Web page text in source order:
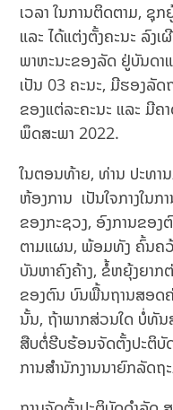
ເວລາ ໃນການຕິດຕາມ, ຊຸ
ແລະ ໄດ້ແຕ່ງຕັ້ງຄະນະ ລົງ
ພາຫະນະຂອງລັດ ຢູ່ບັນດາ
ເປັນ 03 ຄະນະ, ມີຮອງລັ
ຂອງແຕ່ລະຄະນະ ແລະ ມີຄ
ພຶດສະພາ 2022.
ໃນຕອນທ້າຍ, ທ່ານ ປະທາ
ຫ້ອງການ ເປັນໃຈກາງໃນ
ຂອງກະຊວງ, ອົງການຂອ
ຕາມແຜນ, ພ້ອມທັງ ຄົ້ນຄ
ບັນຫາຄົງຄ້າງ, ຂໍ້ຫຍຸ້ງຍາກ
ຂອງຕົນ ບົນພື້ນຖານສອດ
ນັ້ນ, ຖ້າພາກສ່ວນໃດ ບໍ່ທັ
ສືບຕໍ່ຮີບຮ້ອນຈັດຕັ້ງປະຕິບັ
ການສຳນັກງານນາຍົກລັດຖ